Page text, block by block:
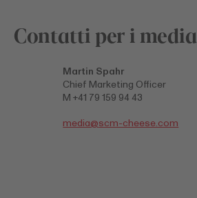
Contatti per i media
Martin Spahr
Chief Marketing Officer
M +41 79 159 94 43
media@scm-cheese.com